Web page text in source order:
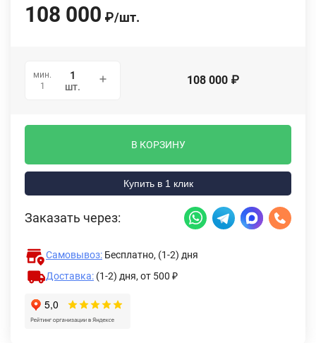
108 000 ₽/шт.
мин.
1
шт. 108 000 ₽
В КОРЗИНУ
Купить в 1 клик
Заказать через:
Самовывоз: Бесплатно, (1-2) дня
Доставка: (1-2) дня, от 500 ₽